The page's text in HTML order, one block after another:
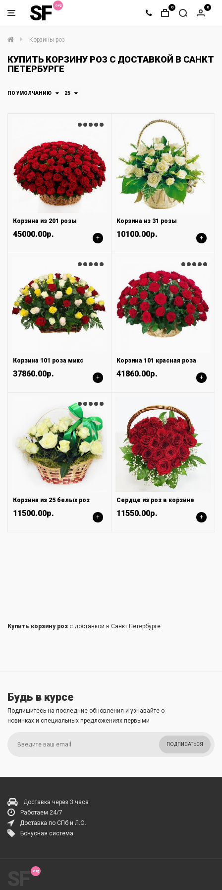
SF 0 0
Корзины роз
КУПИТЬ КОРЗИНУ РОЗ С ДОСТАВКОЙ В САНКТ
ПЕТЕРБУРГЕ
ПО УМОЛЧАНИЮ 25
Корзина из 201 розы
45000.00р. +
Корзина из 31 розы
10100.00р. +
Корзина 101 роза микс
37860.00р. +
Корзина 101 красная роза
41860.00р. +
Корзина из 25 белых роз
11500.00р. +
Сердце из роз в корзине
11550.00р. +
Купить корзину роз с доставкой в Санкт Петербурге
Будь в курсе
Подпишитесь на последние обновления и узнавайте о
новинках и специальных предложениях первыми
ПОДПИСАТЬСЯ
Доставка через 3 часа
Работаем 24/7
Доставка по СПб и Л.О.
Бонусная система